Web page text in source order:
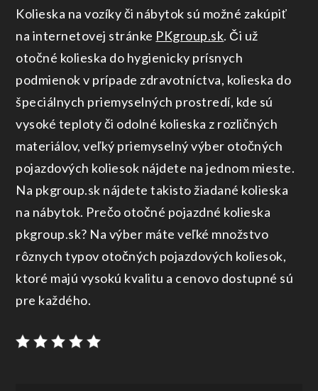
Kolieska na vozíky či nábytok sú možné zakúpiť
na internetovej stránke PKgroup.sk. Či už
otočné kolieska do hygienicky prísnych
podmienok v prípade zdravotníctva, kolieska do
špeciálnych priemyselných prostredí, kde sú
vysoké teploty či odolné kolieska z rozličných
materiálov, veľký priemyselný výber otočných
pojazdových koliesok nájdete na jednom mieste.
Na pkgroup.sk nájdete takisto žiadané kolieska
na nábytok. Prečo otočné pojazdné kolieska
pkgroup.sk? Na výber máte veľké množstvo
rôznych typov otočných pojazdových koliesok,
ktoré majú vysokú kvalitu a cenovo dostupné sú
pre každého.